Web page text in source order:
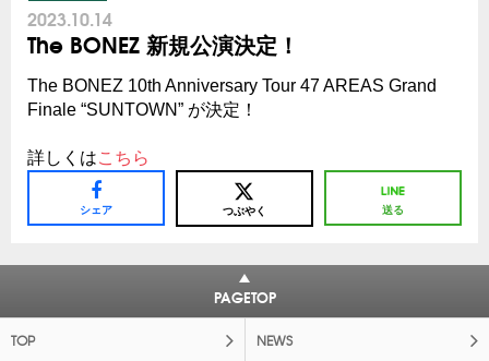
2023.10.14
The BONEZ 新規公演決定！
The BONEZ 10th Anniversary Tour 47 AREAS Grand
Finale “SUNTOWN” が決定！
詳しくはこちら
シェア つぶやく 送る
PAGETOP
TOP NEWS